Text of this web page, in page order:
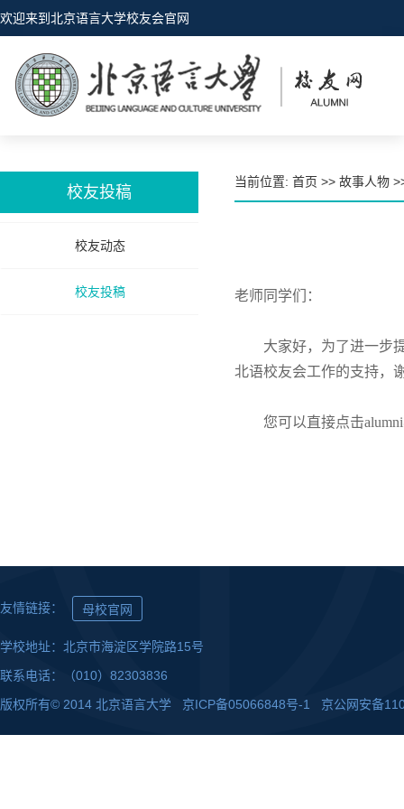
欢迎来到北京语言大学校友会官网
校友投稿
校友动态
校友投稿
当前位置: 首页 >> 故事人物
老师同学们：
大家好，为了进一步提
北语校友会工作的支持，
您可以直接点击
友情链接： 母校官网
学校地址：北京市海淀区学院路15号
联系电话：（010）82303836
版权所有© 2014 北京语言大学 京ICP备05066848号-1 京公网安备